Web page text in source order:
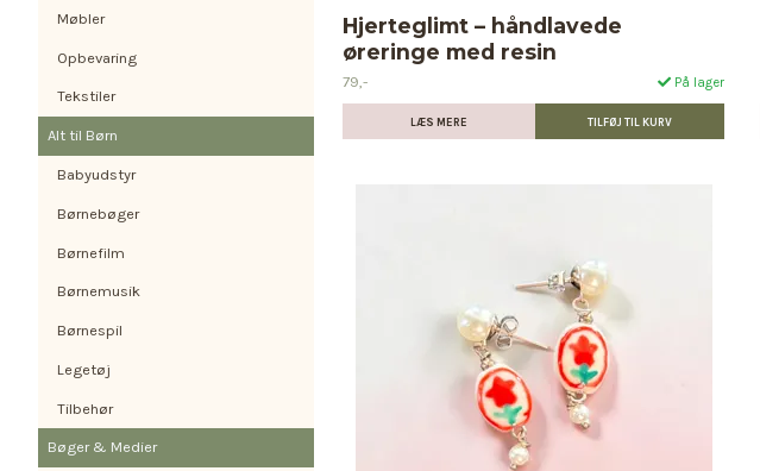
Møbler
Opbevaring
Tekstiler
Alt til Børn
Babyudstyr
Børnebøger
Børnefilm
Børnemusik
Børnespil
Legetøj
Tilbehør
Bøger & Medier
Hjerteglimt – håndlavede
øreringe med resin
79,- På lager
LÆS MERE